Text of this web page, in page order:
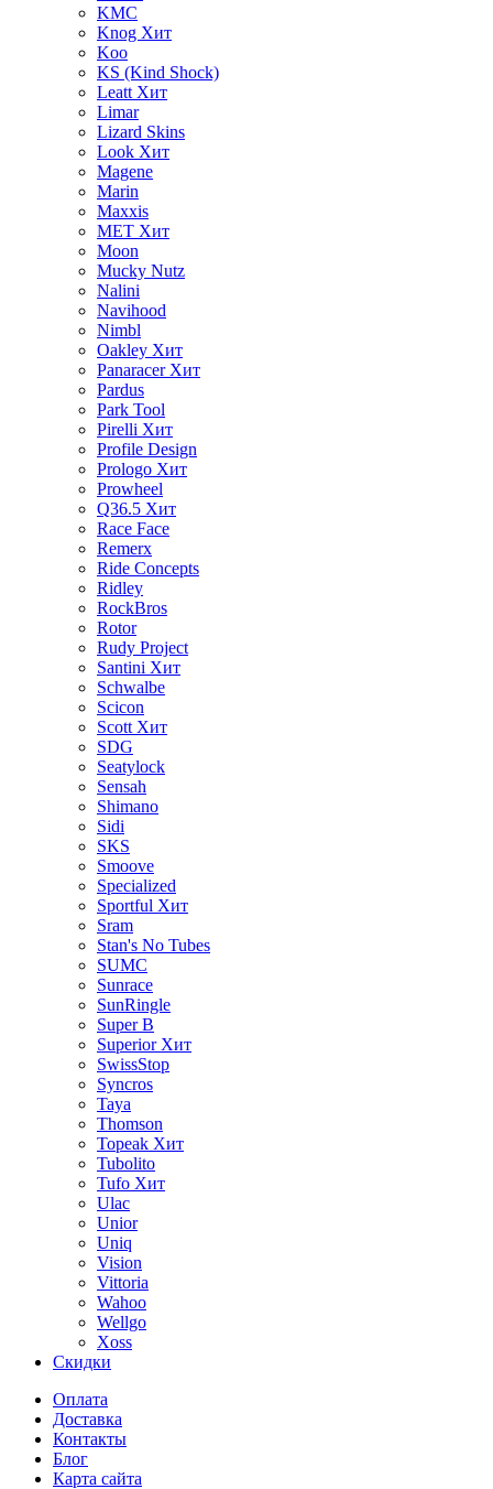
KMC
Knog Хит
Koo
KS (Kind Shock)
Leatt Хит
Limar
Lizard Skins
Look Хит
Magene
Marin
Maxxis
MET Хит
Moon
Mucky Nutz
Nalini
Navihood
Nimbl
Oakley Хит
Panaracer Хит
Pardus
Park Tool
Pirelli Хит
Profile Design
Prologo Хит
Prowheel
Q36.5 Хит
Race Face
Remerx
Ride Concepts
Ridley
RockBros
Rotor
Rudy Project
Santini Хит
Schwalbe
Scicon
Scott Хит
SDG
Seatylock
Sensah
Shimano
Sidi
SKS
Smoove
Specialized
Sportful Хит
Sram
Stan's No Tubes
SUMC
Sunrace
SunRingle
Super B
Superior Хит
SwissStop
Syncros
Taya
Thomson
Topeak Хит
Tubolito
Tufo Хит
Ulac
Unior
Uniq
Vision
Vittoria
Wahoo
Wellgo
Xoss
Скидки
Оплата
Доставка
Контакты
Блог
Карта сайта